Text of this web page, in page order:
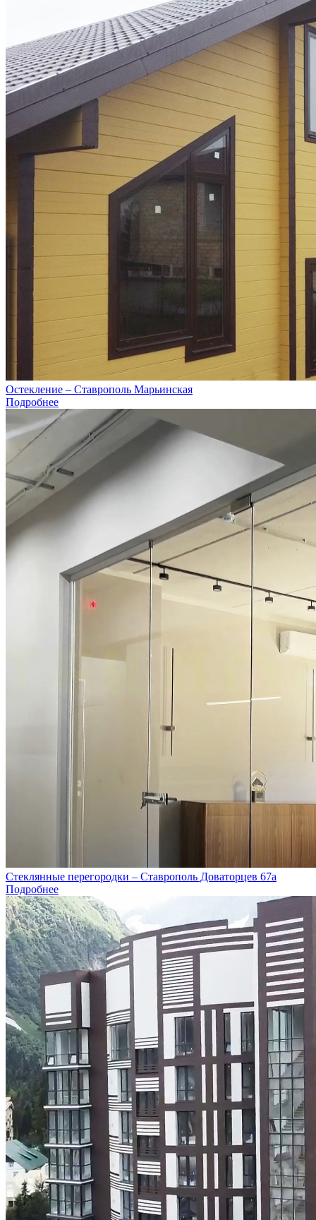
Остекление – Ставрополь Марьинская
Подробнее
Стеклянные перегородки – Ставрополь Доваторцев 67а
Подробнее